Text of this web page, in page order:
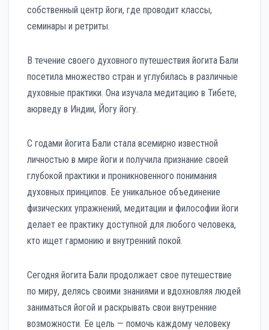
собственный центр йоги, где проводит классы,
семинары и ретриты.
В течение своего духовного путешествия йогита Бали
посетила множество стран и углубилась в различные
духовные практики. Она изучала медитацию в Тибете,
аюрведу в Индии, Йогу йогу.
С годами йогита Бали стала всемирно известной
личностью в мире йоги и получила признание своей
глубокой практики и проникновенного понимания
духовных принципов. Ее уникальное объединение
физических упражнений, медитации и философии йоги
делает ее практику доступной для любого человека,
кто ищет гармонию и внутренний покой.
Сегодня йогита Бали продолжает свое путешествие
по миру, делясь своими знаниями и вдохновляя людей
заниматься йогой и раскрывать свои внутренние
возможности. Ее цель — помочь каждому человеку